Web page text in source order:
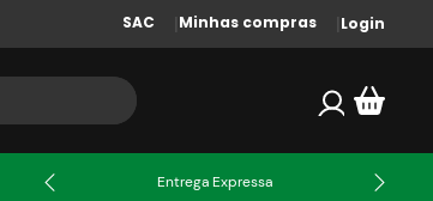
SAC Minhas compras Login
Entrega Expressa